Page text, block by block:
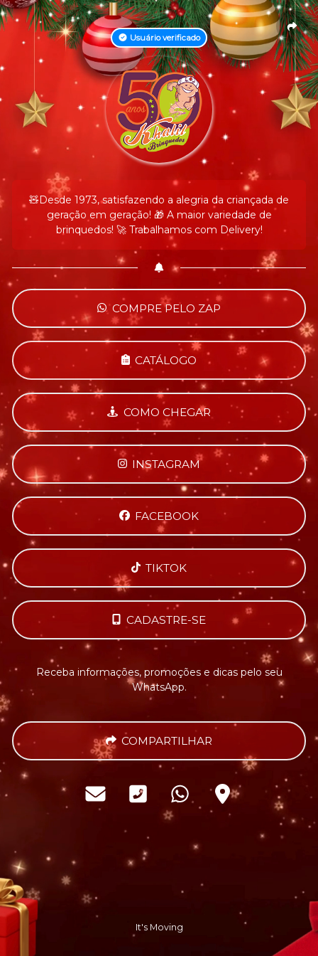
Usuário verificado
🧸Desde 1973, satisfazendo a alegria da criançada de
geração em geração! 🎁 A maior variedade de
brinquedos! 🚀 Trabalhamos com Delivery!
COMPRE PELO ZAP
CATÁLOGO
COMO CHEGAR
INSTAGRAM
FACEBOOK
TIKTOK
CADASTRE-SE
Receba informações, promoções e dicas pelo seu
WhatsApp.
COMPARTILHAR
It's Moving